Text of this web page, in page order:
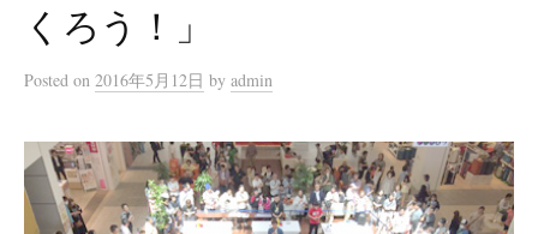
くろう！」
Posted on 2016年5月12日 by admin